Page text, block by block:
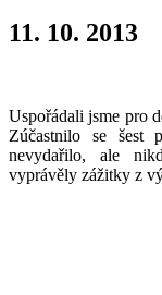
11. 10. 2013
Uspořádali jsme pro
Zúčastnilo se šest
nevydařilo, ale
vyprávěly zážitky z